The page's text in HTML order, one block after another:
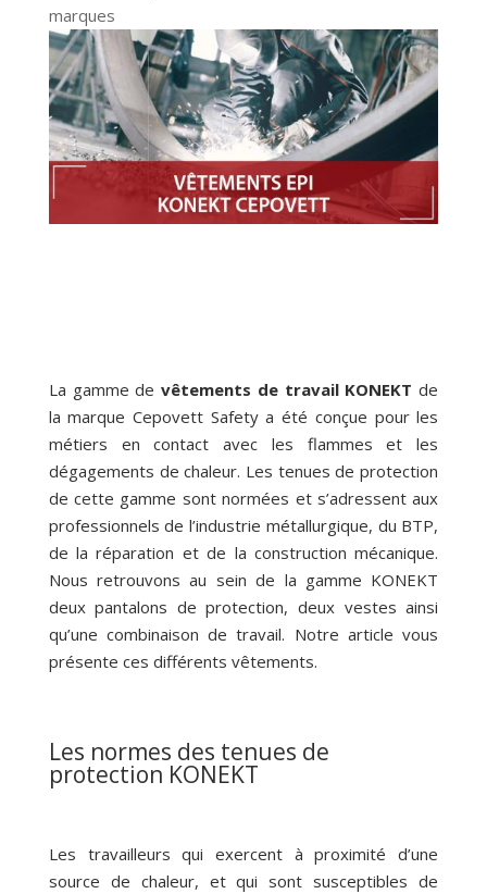
marques
La gamme de vêtements de travail KONEKT de
la marque Cepovett Safety a été conçue pour les
métiers en contact avec les flammes et les
dégagements de chaleur. Les tenues de protection
de cette gamme sont normées et s’adressent aux
professionnels de l’industrie métallurgique, du BTP,
de la réparation et de la construction mécanique.
Nous retrouvons au sein de la gamme KONEKT
deux pantalons de protection, deux vestes ainsi
qu’une combinaison de travail. Notre article vous
présente ces différents vêtements.
Les normes des tenues de
protection KONEKT
Les travailleurs qui exercent à proximité d’une
source de chaleur, et qui sont susceptibles de